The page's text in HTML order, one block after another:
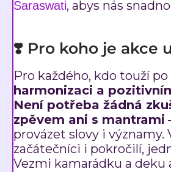
Saraswati, abys nás
❣️ Pro koho je akce
Pro každého, kdo touží po
harmonizaci a
Není potřeba žádná
zpěvem ani s mantrami
provázet slovy i významy.
začátečníci i pokročilí,
Vezmi kamarádku a deku